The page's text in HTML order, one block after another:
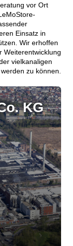
vor Ort
Einsatz in
Wir erhoffen
Weiterentwicklung
vielkanaligen
zu können.
KG